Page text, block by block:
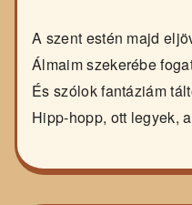
A szent estén majd
Álmaim szekerébe
És szólok fantáziám
Hipp-hopp, ott legyek,